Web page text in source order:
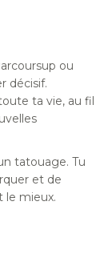
ou
décisif.
ta vie, au fil
tatouage. Tu
et de
le mieux.